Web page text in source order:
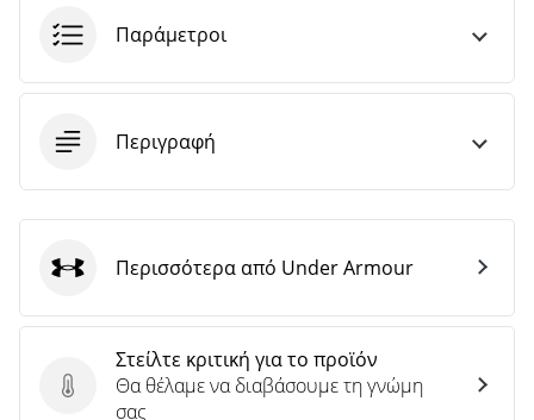
Παράμετροι
Περιγραφή
Στείλτε κριτική για το προϊόν
Στείλτε κριτική για το προϊόν
Θα θέλαμε να διαβάσουμε τη γνώμη
σας
Under Armour
Περισσότερα από Under Armour